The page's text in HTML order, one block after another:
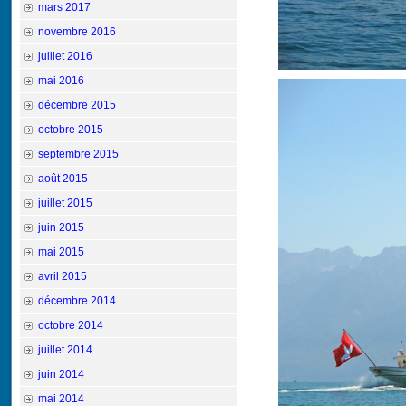
mars 2017
novembre 2016
juillet 2016
mai 2016
décembre 2015
octobre 2015
septembre 2015
août 2015
juillet 2015
juin 2015
mai 2015
avril 2015
décembre 2014
octobre 2014
juillet 2014
juin 2014
mai 2014